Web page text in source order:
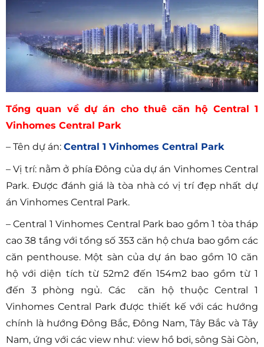
Tổng quan về dự án cho thuê căn hộ Central 1
Vinhomes Central Park
– Tên dự án: Central 1 Vinhomes Central Park
– Vị trí: nằm ở phía Đông của dự án Vinhomes Central
Park. Được đánh giá là tòa nhà có vị trí đẹp nhất dự
án Vinhomes Central Park.
– Central 1 Vinhomes Central Park bao gồm 1 tòa tháp
cao 38 tầng với tổng số 353 căn hộ chưa bao gồm các
căn penthouse. Một sàn của dự án bao gồm 10 căn
hộ với diện tích từ 52m2 đến 154m2 bao gồm từ 1
đến 3 phòng ngủ. Các căn hộ thuộc Central 1
Vinhomes Central Park được thiết kế với các hướng
chính là hướng Đông Bắc, Đông Nam, Tây Bắc và Tây
Nam, ứng với các view như: view hồ bơi, sông Sài Gòn,